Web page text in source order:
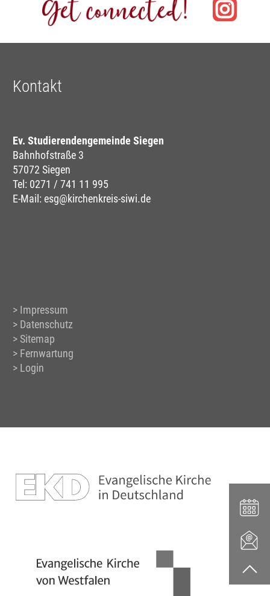
Kontakt
Ev. Studierendengemeinde Siegen
Bahnhofstraße 3
57072 Siegen
Tel: 0271 / 741 11 995
E-Mail: esg@kirchenkreis-siwi.de
Impressum
Datenschutz
Sitemap
Fernwartung
Login